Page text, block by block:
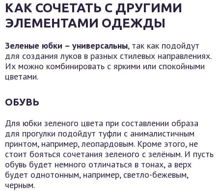
КАК СОЧЕТАТЬ С ДРУГИМИ
ЭЛЕМЕНТАМИ ОДЕЖДЫ
Зеленые юбки – универсальны, так как подойдут
для создания луков в разных стилевых направлениях.
Их можно комбинировать с яркими или спокойными
цветами.
ОБУВЬ
Для юбки зеленого цвета при составлении образа
для прогулки подойдут туфли с анималистичным
принтом, например, леопардовым. Кроме этого, не
стоит бояться сочетания зеленого с зелёным. И пусть
обувь будет немного отличаться в тонах, а верх
будет однотонным, например, светло-бежевым,
черным.